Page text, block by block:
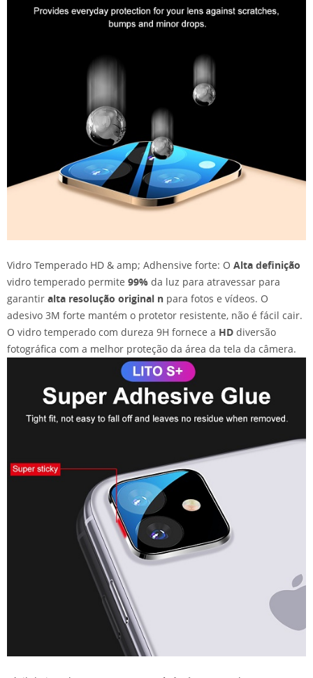
Vidro Temperado HD & amp; Adhensive forte: O Alta definição
vidro temperado permite 99% da luz para atravessar para
garantir alta resolução original n para fotos e vídeos. O
adesivo 3M forte mantém o protetor resistente, não é fácil cair.
O vidro temperado com dureza 9H fornece a HD diversão
fotográfica com a melhor proteção da área da tela da câmera.